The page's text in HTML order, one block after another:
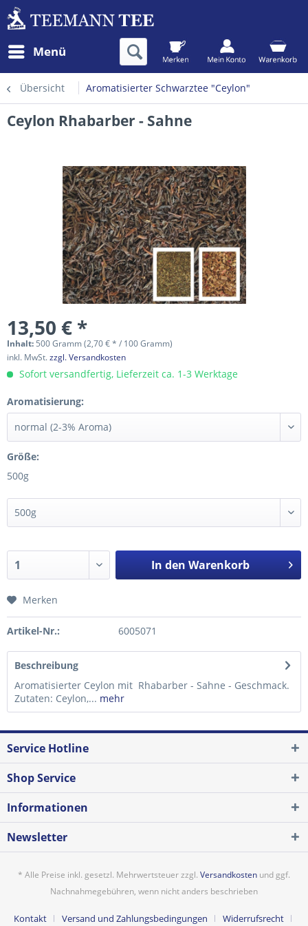
Menü
Übersicht Aromatisierter Schwarztee "Ceylon"
Ceylon Rhabarber - Sahne
13,50 € *
Inhalt: 500 Gramm (2,70 € * / 100 Gramm)
inkl. MwSt.zzgl. Versandkosten
Sofort versandfertig, Lieferzeit ca. 1-3 Werktage
Aromatisierung:
Größe:
500g
In den Warenkorb
Merken
Artikel-Nr.: 6005071
Beschreibung
Aromatisierter Ceylon mit Rhabarber - Sahne - Geschmack.
Zutaten: Ceylon,... mehr
Service Hotline
Shop Service
Informationen
Newsletter
* Alle Preise inkl. gesetzl. Mehrwertsteuer zzgl. Versandkosten und ggf.
Nachnahmegebühren, wenn nicht anders beschrieben
Kontakt Versand und Zahlungsbedingungen Widerrufsrecht